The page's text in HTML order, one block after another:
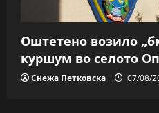
Оштетено возило
куршум во селото
Снежа Петковска 07/08/